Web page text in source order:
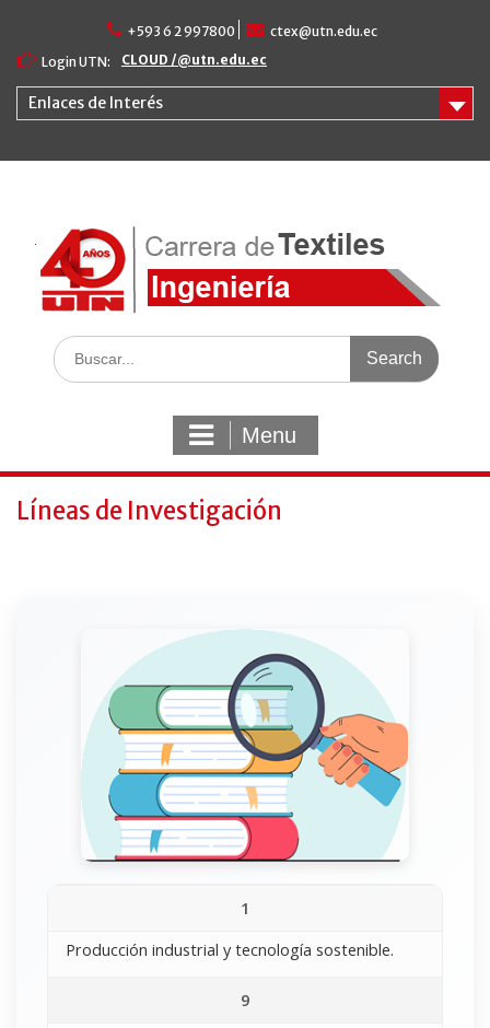
content
+593 6 2 997800
ctex@utn.edu.ec
Login UTN:
CLOUD /@utn.edu.ec
Enlaces de Interés
Search
for:
Menu
Líneas de Investigación
1
Producción industrial y tecnología sostenible.
9